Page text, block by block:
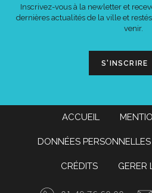
Inscrivez-vous à la newletter et
dernières actualités de la ville et
venir.
S'INSCRIRE
ACCUEIL
DONNÉES PERSONNELLES
CRÉDITS GERER